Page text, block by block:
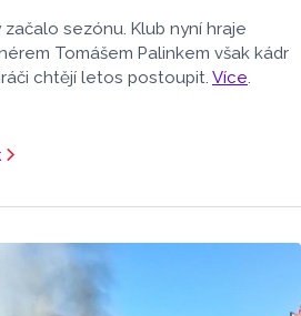
sezónu. Klub nyní hraje
Tomášem Palinkem však kádr
chtějí letos postoupit. Více.